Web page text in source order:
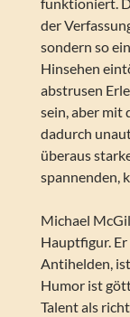
der
sondern so
Hinsehen
abstrusen
sein, aber mit
dadurch
überaus
spannenden,
Michael
Hauptfigur.
Antihelden,
Humor ist
Talent als